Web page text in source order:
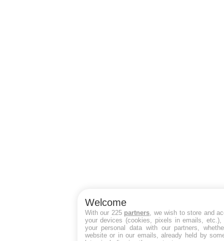
Welcome
With our 225 partners , we wish to store and
your devices (cookies, pixels in emails, etc.),
your personal data with our partners,
website or in our emails, already held by